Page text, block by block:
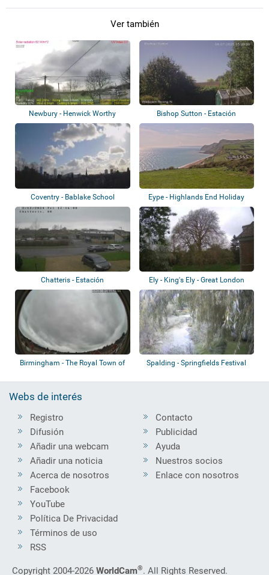
Ver también
Newbury - Henwick Worthy
Sports Ground
Bishop Sutton - Estación
meteorológica
Coventry - Bablake School
Eype - Highlands End Holiday
Park
Chatteris - Estación
meteorológica
Ely - King's Ely - Great London
Plain Tr...
Birmingham - The Royal Town of
Spalding - Springfields Festival
Webs de interés
Registro
Difusión
Añadir una webcam
Añadir una noticia
Acerca de nosotros
Contacto
Publicidad
Ayuda
Nuestros socios
Enlace con nosotros
Facebook
YouTube
Política De Privacidad
Términos de uso
RSS
Copyright 2004-2026 WorldCam®. All Rights Reserved.